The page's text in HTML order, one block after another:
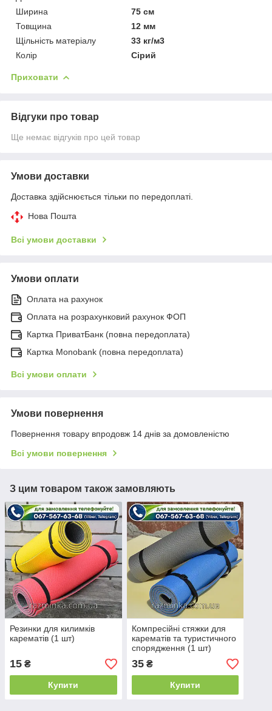
Ширина
75 см
Товщина
12 мм
Щільність матеріалу
33 кг/м3
Колір
Сірий
Приховати
Відгуки про товар
Ще немає відгуків про цей товар
Умови доставки
Доставка здійснюється тільки по передоплаті.
Нова Пошта
Всі умови доставки
Умови оплати
Оплата на рахунок
Оплата на розрахунковий рахунок ФОП
Картка ПриватБанк (повна передоплата)
Картка Monobank (повна передоплата)
Всі умови оплати
Умови повернення
Повернення товару впродовж 14 днів за домовленістю
Всі умови повернення
З цим товаром також замовляють
Резинки для килимків
карематів (1 шт)
15 ₴
Купити
Компресійні стяжки для
карематів та туристичного
спорядження (1 шт)
35₴
Купити